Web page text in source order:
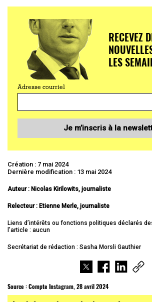
RECEVEZ
LES
Adresse courriel
Je m’inscris à la
Création : 7 mai 2024
Dernière modification : 13 mai 2024
Auteur : Nicolas Kirilowits, journaliste
Relecteur : Etienne Merle, journaliste
Liens d’intérêts ou fonctions politiques déclarés
l’article : aucun
Secrétariat de rédaction : Sasha Morsli Gauthier
Source :Compte Instagram, 28 avril 2024